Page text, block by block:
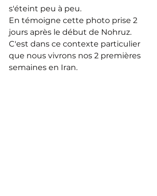
s'éteint peu à peu.
En témoigne cette photo prise 2
jours après le début de Nohruz.
C'est dans ce contexte particulier
que nous vivrons nos 2 premières
semaines en Iran.